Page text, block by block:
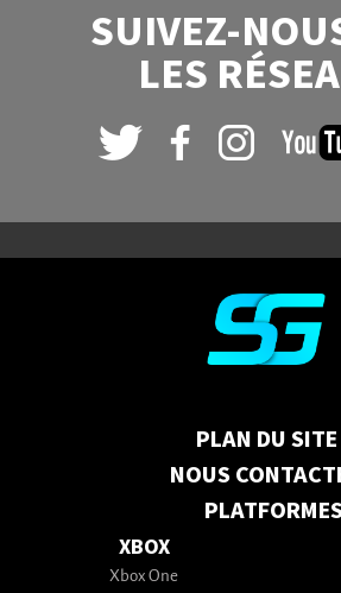
SUIVEZ-
LES
PLAN DU SITE
NOUS
PLATFORMES
XBOX
Xbox One